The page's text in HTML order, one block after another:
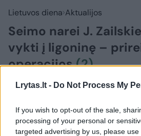
Lrytas.lt - Do Not Process My
If you wish to opt-out of the sale,
processing of your personal or
targeted advertising by us, please
Lietuvos diena Aktualijos
Seimo narei J.
vykti į ligoninę –
operacijos(2)
2026 m. rugpjūčio 10 d. 12:37
Daina Baranauskaitė,